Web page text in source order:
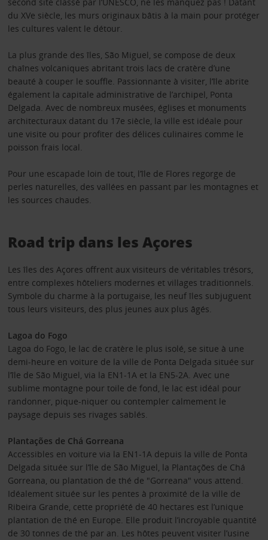
du XVe siècle, les murs originaux bâtis à la main pour protéger
les cultures valent le détour.
La plus grande des îles, São Miguel, se compose de deux
chaînes volcaniques abritant trois lacs de cratère d’une
beauté à couper le souffle. Passionnante à visiter, l’île abrite
également la capitale administrative de l’archipel, Ponta
Delgada. Avec de nombreux musées, églises et monuments
architecturaux datant du 17e siècle, la ville est idéale pour
une visite ou pour profiter des délices culinaires comme le
poisson frais local.
Pour une escapade loin de tout, l’île de Flores regorge de
perles naturelles, des vallées en passant par les montagnes et
les sources chaudes.
Road trip dans les Açores
Les îles des Açores offrent aux visiteurs de véritables trésors,
entre complexes hôteliers modernes et villages traditionnels.
Symbole du charme à la portugaise, les neuf îles subjuguent
tous leurs visiteurs, des plus jeunes aux plus âgés.
Lagoa do Fogo
Lagoa do Fogo, le lac de cratère le plus isolé, se situe à une
demi-heure en voiture de la ville de Ponta Delgada située sur
l’île de São Miguel, via la EN1-1A et la EN5-2A. Avec une
sublime montagne pour toile de fond, le lac est idéal pour
randonner, pique-niquer ou contempler calmement le
paysage depuis ses rivages sablés.
Plantações de Chá Gorreana
Accessibles en voiture via la EN1-1A depuis la ville de Ponta
Delgada située sur l’île de São Miguel, la Plantações de Chá
Gorreana, ou plantation de thé de "Gorreana" vous attend.
Idéalement située sur les pentes à proximité de la ville de
Ribeira Grande, cette propriété de 40 hectares est l’unique
plantation de thé en Europe. Elle produit l’incroyable quantité
de 30 tonnes de thé par an. Les hôtes peuvent visiter l’usine